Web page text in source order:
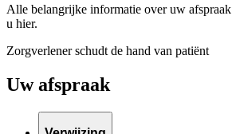
Alle belangrijke informatie over uw
u hier.
Zorgverlener schudt de hand van patiënt
Uw afspraak